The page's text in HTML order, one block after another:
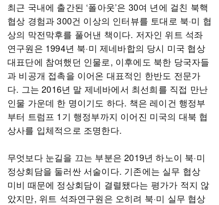
최근 국내에 출간된 ‘폴아웃’은 30여 년에 걸친 북핵
협상 경험과 300건 이상의 인터뷰를 토대로 북·미 협
상의 막전막후를 풀어낸 책이다. 저자인 위트 석좌
연구원은 1994년 북·미 제네바합의 당시 미국 협상
대표단에 참여했던 인물로, 이후에도 북한 당국자들
과 비공개 접촉을 이어온 대표적인 한반도 전문가
다. 그는 2016년 말 제네바에서 최선희를 직접 만난
인물 가운데 한 명이기도 하다. 책은 레이건 행정부
부터 트럼프 1기 행정부까지 이어진 미국의 대북 협
상사를 입체적으로 조명한다.
무엇보다 눈길을 끄는 부분은 2019년 하노이 북·미
정상회담을 둘러싼 서술이다. 기존에는 실무 협상
미비 때문에 정상회담이 결렬됐다는 평가가 적지 않
았지만, 위트 석좌연구원은 오히려 북·미 실무 협상